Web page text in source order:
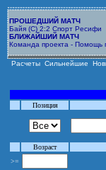
ПРОШЕДШИЙ МАТЧ
Байя (С) 2:2 Спорт Ресифи
БЛИЖАЙШИЙ МАТЧ
Команда проекта - Помощь
Расчеты Сильнейшие
Позиция
Возраст
>=